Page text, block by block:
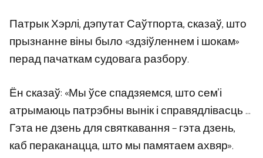
Патрык Хэрлі, дэпутат Саўтпорта, сказаў, што
прызнанне віны было «здзіўленнем і шокам»
перад пачаткам судовага разбору.
Ён сказаў: «Мы ўсе спадзяемся, што сем’і
атрымаюць патрэбны вынік і справядлівасць …
Гэта не дзень для святкавання – гэта дзень,
каб пераканацца, што мы памятаем ахвяр».